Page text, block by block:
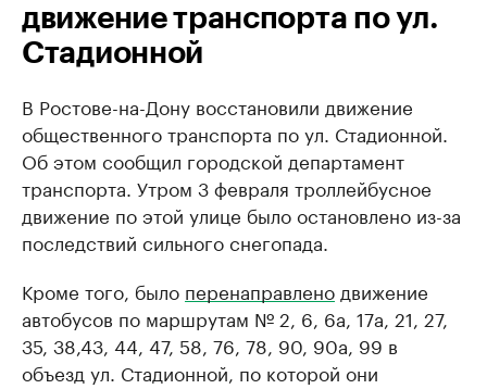
движение транспорта по ул.
Стадионной
В Ростове-на-Дону восстановили движение
общественного транспорта по ул. Стадионной.
Об этом сообщил городской департамент
транспорта. Утром 3 февраля троллейбусное
движение по этой улице было остановлено из-за
последствий сильного снегопада.
Кроме того, было перенаправлено движение
автобусов по маршрутам № 2, 6, 6a, 17a, 21, 27,
35, 38,43, 44, 47, 58, 76, 78, 90, 90a, 99 в
объезд ул. Стадионной, по которой они